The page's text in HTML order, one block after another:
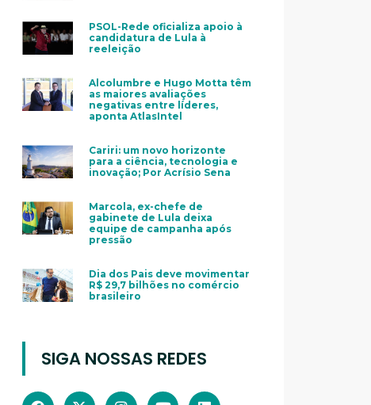
PSOL-Rede oficializa apoio à
candidatura de Lula à
reeleição
Alcolumbre e Hugo Motta têm
as maiores avaliações
negativas entre líderes,
aponta AtlasIntel
Cariri: um novo horizonte
para a ciência, tecnologia e
inovação; Por Acrísio Sena
Marcola, ex-chefe de
gabinete de Lula deixa
equipe de campanha após
pressão
Dia dos Pais deve movimentar
R$ 29,7 bilhões no comércio
brasileiro
SIGA NOSSAS REDES